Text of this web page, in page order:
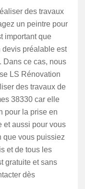
des travaux
un peintre pour
important que
devis préalable est
Dans ce cas, nous
LS Rénovation
des travaux de
38330 car elle
pour la prise en
et aussi pour vous
que vous puissiez
et de tous les
gratuite et sans
dès